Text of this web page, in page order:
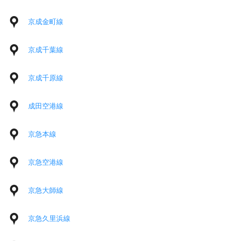
京成金町線
京成千葉線
京成千原線
成田空港線
京急本線
京急空港線
京急大師線
京急久里浜線